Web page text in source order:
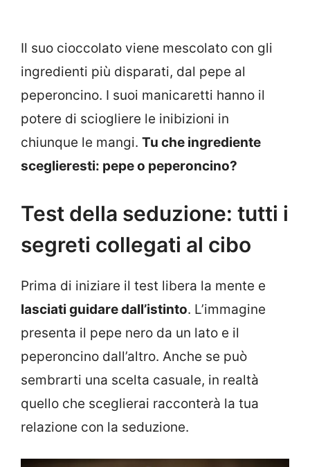
Il suo cioccolato viene mescolato con gli
ingredienti più disparati, dal pepe al
peperoncino. I suoi manicaretti hanno il
potere di sciogliere le inibizioni in
chiunque le mangi. Tu che ingrediente
sceglieresti: pepe o peperoncino?
Test della seduzione: tutti i
segreti collegati al cibo
Prima di iniziare il test libera la mente e
lasciati guidare dall’istinto. L’immagine
presenta il pepe nero da un lato e il
peperoncino dall’altro. Anche se può
sembrarti una scelta casuale, in realtà
quello che sceglierai racconterà la tua
relazione con la seduzione.